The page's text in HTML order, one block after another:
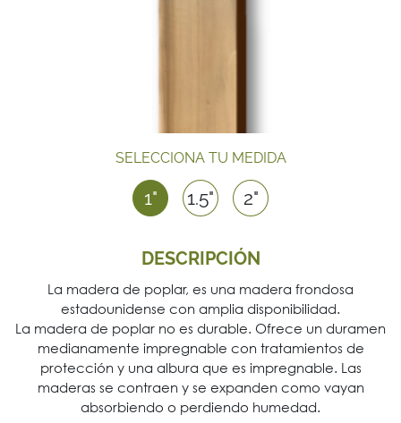
SELECCIONA TU MEDIDA
1" 1.5" 2"
DESCRIPCIÓN
La madera de poplar, es una madera frondosa
estadounidense con amplia disponibilidad.
La madera de poplar no es durable. Ofrece un duramen
medianamente impregnable con tratamientos de
protección y una albura que es impregnable. Las
maderas se contraen y se expanden como vayan
absorbiendo o perdiendo humedad.